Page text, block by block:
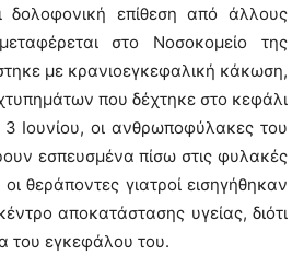
δολοφονική επίθεση από άλλους
στο Νοσοκομείο της
με κρανιοεγκεφαλική κάκωση,
που δέχτηκε στο κεφάλι
Ιουνίου, οι ανθρωποφύλακες του
εσπευσμένα πίσω στις φυλακές
θεράποντες γιατροί εισηγήθηκαν
αποκατάστασης υγείας, διότι
του εγκεφάλου του.